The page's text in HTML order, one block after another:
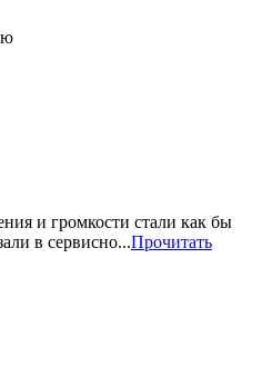
и громкости стали как бы
в сервисно...Прочитать